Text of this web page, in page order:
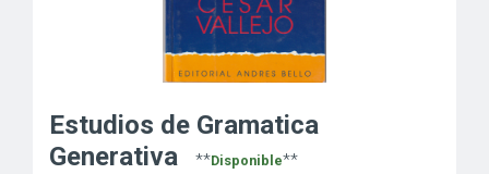
Estudios de Gramatica
Generativa **Disponible**